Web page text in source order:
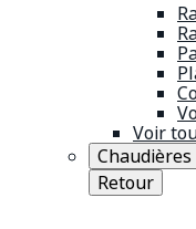
Voir
Chaudières
Retour